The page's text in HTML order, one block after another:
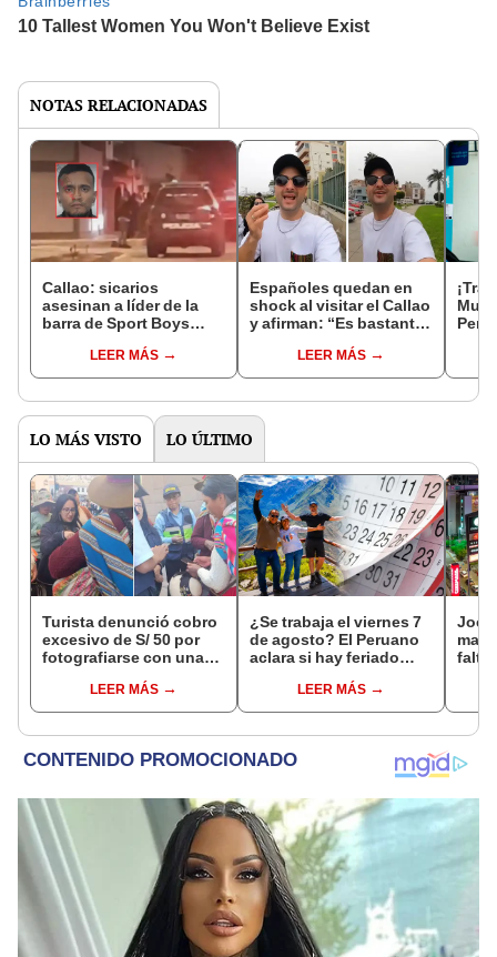
NOTAS RELACIONADAS
Callao: sicarios
asesinan a líder de la
barra de Sport Boys
en La PerlaLEER MÁS
Españoles quedan en
shock al visitar el Callao
y afirman: “Es bastante
LEER MÁS
LO MÁS VISTO LO ÚLTIMO
Turista denunció cobro
excesivo de S/ 50 por
fotografiarse con una
Serenazgo recuperó el
dinero
LEER MÁS
¿Se trabaja el viernes 7
de agosto? El Peruano
aclara si hay feriado
del 6 de agosto
LEER MÁS
falta